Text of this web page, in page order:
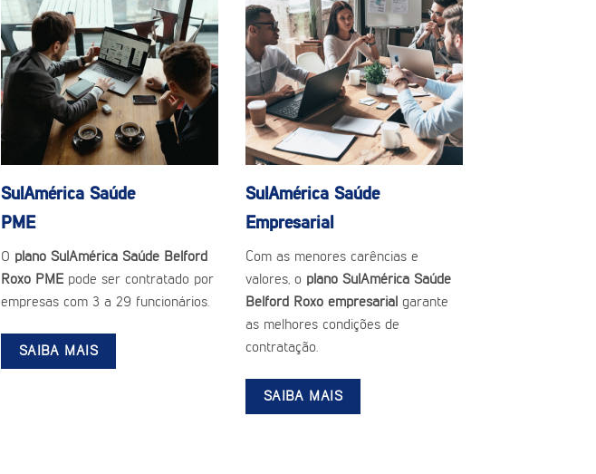
SulAmérica Saúde
PME
O plano SulAmérica Saúde Belford
Roxo PME pode ser contratado por
empresas com 3 a 29 funcionários.
SAIBA MAIS
SulAmérica Saúde
Empresarial
Com as menores carências e
valores, o plano SulAmérica Saúde
Belford Roxo empresarial garante
as melhores condições de
contratação.
SAIBA MAIS